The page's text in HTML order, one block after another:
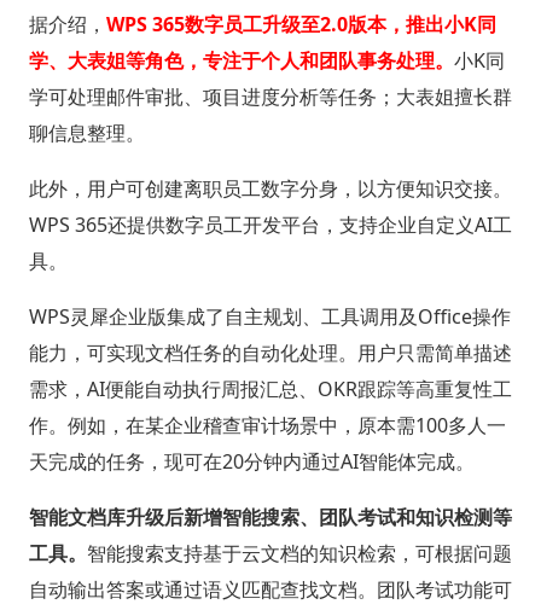
据介绍， WPS 365数字员工升级至2.0版本，推出小K同
学、大表姐等角色，专注于个人和团队事务处理。 小K同
学可处理邮件审批、项目进度分析等任务；大表姐擅长群
聊信息整理。
此外，用户可创建离职员工数字分身，以方便知识交接。
WPS 365还提供数字员工开发平台，支持企业自定义AI工
具。
WPS灵犀企业版集成了自主规划、工具调用及Office操作
能力，可实现文档任务的自动化处理。用户只需简单描述
需求，AI便能自动执行周报汇总、OKR跟踪等高重复性工
作。例如，在某企业稽查审计场景中，原本需100多人一
天完成的任务，现可在20分钟内通过AI智能体完成。
智能文档库升级后新增智能搜索、团队考试和知识检测等
工具。 智能搜索支持基于云文档的知识检索，可根据问题
自动输出答案或通过语义匹配查找文档。团队考试功能可